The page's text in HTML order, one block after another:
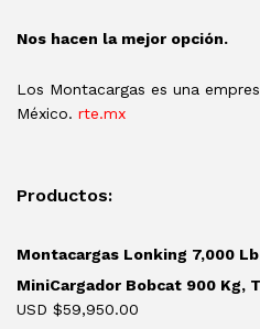
Nos hacen la mejor opción.
Los Montacargas es una
México. rte.mx
Productos:
Montacargas Lonking 7,000 Lb
MiniCargador Bobcat 900 Kg,
USD $59,950.00